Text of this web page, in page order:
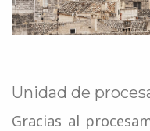
Unidad de
Gracias al